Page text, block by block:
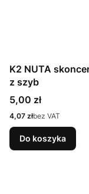
K2 NUTA
z szyb
Cena
5,00 zł
Cena
4,07 złbez VAT
Do koszyka